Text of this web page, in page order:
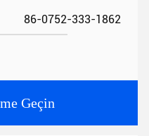
86-0752-333-1862
Geçin